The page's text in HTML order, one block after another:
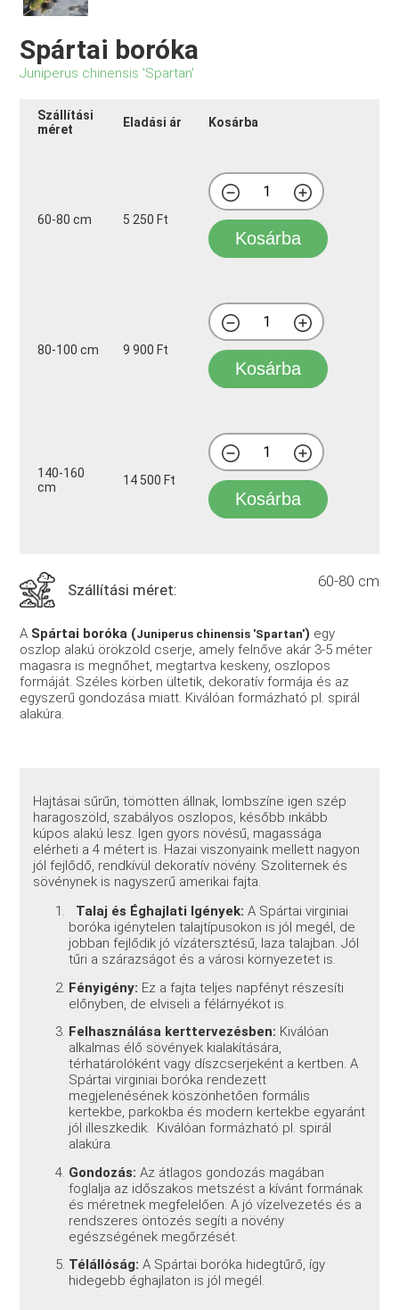
Spártai boróka
Juniperus chinensis 'Spartan'
Szállítási
méret
Eladási ár Kosárba
60-80 cm 5 250 Ft
Kosárba
80-100 cm 9 900 Ft
Kosárba
140-160
cm
14 500 Ft
Kosárba
Szállítási méret: 60-80 cm
A Spártai boróka (Juniperus chinensis 'Spartan') egy
oszlop alakú örökzöld cserje, amely felnőve akár 3-5 méter
magasra is megnőhet, megtartva keskeny, oszlopos
formáját. Széles körben ültetik, dekoratív formája és az
egyszerű gondozása miatt. Kiválóan formázható pl. spirál
alakúra.
Hajtásai sűrűn, tömötten állnak, lombszíne igen szép
haragoszöld, szabályos oszlopos, később inkább
kúpos alakú lesz. Igen gyors növésű, magassága
elérheti a 4 métert is. Hazai viszonyaink mellett nagyon
jól fejlődő, rendkívül dekoratív növény. Szoliternek és
sövénynek is nagyszerű amerikai fajta.
Talaj és Éghajlati Igények: A Spártai virginiai
boróka igénytelen talajtípusokon is jól megél, de
jobban fejlődik jó vízátersztésű, laza talajban. Jól
tűri a szárazságot és a városi környezetet is.
Fényigény: Ez a fajta teljes napfényt részesíti
előnyben, de elviseli a félárnyékot is.
Felhasználása kerttervezésben: Kiválóan
alkalmas élő sövények kialakítására,
térhatárolóként vagy díszcserjeként a kertben. A
Spártai virginiai boróka rendezett
megjelenésének köszönhetően formális
kertekbe, parkokba és modern kertekbe egyaránt
jól illeszkedik. Kiválóan formázható pl. spirál
alakúra.
Gondozás: Az átlagos gondozás magában
foglalja az időszakos metszést a kívánt formának
és méretnek megfelelően. A jó vízelvezetés és a
rendszeres öntözés segíti a növény
egészségének megőrzését.
Télállóság: A Spártai boróka hidegtűrő, így
hidegebb éghajlaton is jól megél.